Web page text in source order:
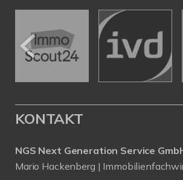
KONTAKT
NGS Next Generation Service
Mario Hackenberg |